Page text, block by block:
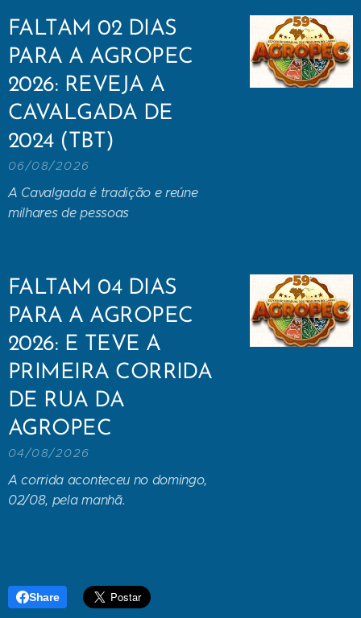
FALTAM 02 DIAS
PARA A AGROPEC
2026: REVEJA A
CAVALGADA DE
2024 (TBT)
06/08/2026
A Cavalgada é tradição e reúne
milhares de pessoas
FALTAM 04 DIAS
PARA A AGROPEC
2026: E TEVE A
PRIMEIRA CORRIDA
DE RUA DA
AGROPEC
04/08/2026
A corrida aconteceu no domingo,
02/08, pela manhã.
Share